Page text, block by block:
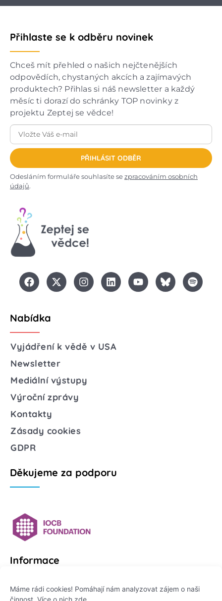
Máme rádi cookies! Pomáhají nám analyzovat zájem o naši
činnost. Více o nich zde
Přihlaste se k odběru novinek
Chceš mít přehled o našich nejčtenějších
odpovědích, chystaných akcích a zajímavých
produktech? Přihlas si náš newsletter a každý
měsíc ti dorazí do schránky TOP novinky z
projektu Zeptej se vědce!
PŘIHLÁSIT ODBĚR
Odesláním formuláře souhlasíte sezpracováním osobních
údajů.
Nabídka
Vyjádření k vědě v USA
Newsletter
Mediální výstupy
Výroční zprávy
Kontakty
Zásady cookies
GDPR
Děkujeme za podporu
Informace
Platformu Zeptej se vědce provozuje: